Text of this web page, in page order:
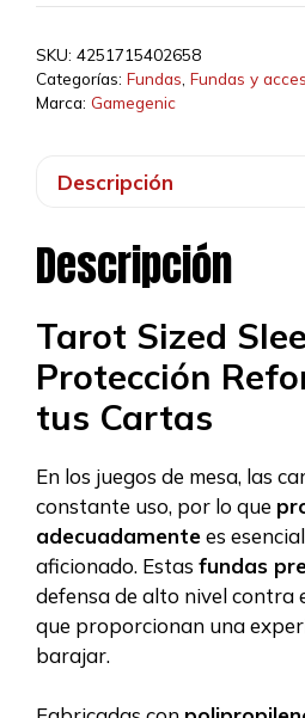
SKU: 4251715402658
Categorías: Fundas Fundas y
Marca: Gamegenic
Descripción
Descripción
Tarot Sized
Protección
tus Cartas
En los juegos de mesa, las
constante uso, por lo que
adecuadamentees
aficionado. Estas fundas
defensa de alto nivel contra
que proporcionan una
barajar.